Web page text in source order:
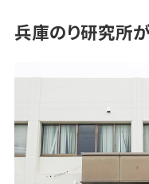
兵庫のり研究所